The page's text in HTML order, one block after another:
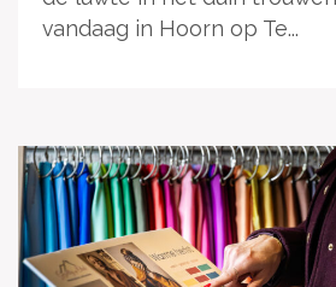
vandaag in Hoorn op Te...